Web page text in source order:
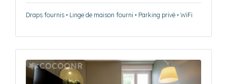
Draps fournis • Linge de maison fourni • Parking privé • WiFi